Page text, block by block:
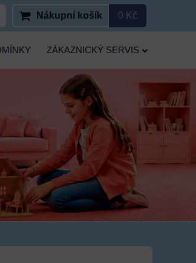
Nákupní košík 0 Kč
ZÁKAZNICKÝ SERVIS